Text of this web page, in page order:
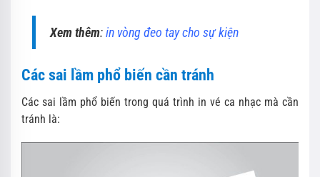
Xem thêm:in vòng đeo tay cho sự kiện
Các sai lầm phổ biến cần tránh
Các sai lầm phổ biến trong quá trình in vé ca nhạc mà cần
tránh là: